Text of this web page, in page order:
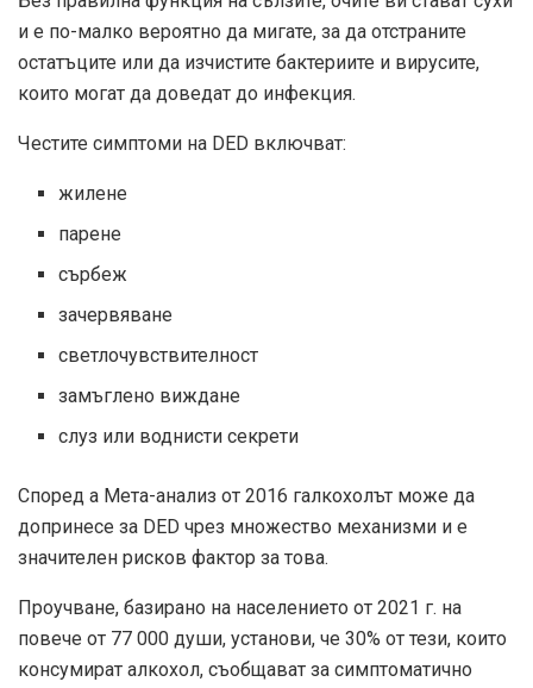
и е по-малко вероятно да мигате, за да отстраните
остатъците или да изчистите бактериите и вирусите,
които могат да доведат до инфекция.
Честите симптоми на DED включват:
жилене
парене
сърбеж
зачервяване
светлочувствителност
замъглено виждане
слуз или воднисти секрети
Според а Мета-анализ от 2016 галкохолът може да
допринесе за DED чрез множество механизми и е
значителен рисков фактор за това.
Проучване, базирано на населението от 2021 г. на
повече от 77 000 души, установи, че 30% от тези, които
консумират алкохол, съобщават за симптоматично